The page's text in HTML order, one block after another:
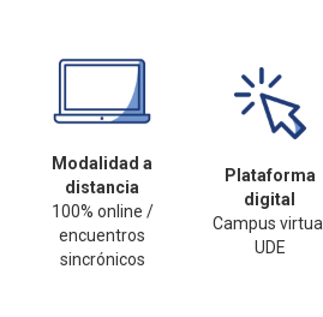
Modalidad a
distancia
100% online /
encuentros
sincrónicos
Plataforma
digital
Campus virtual
UDE